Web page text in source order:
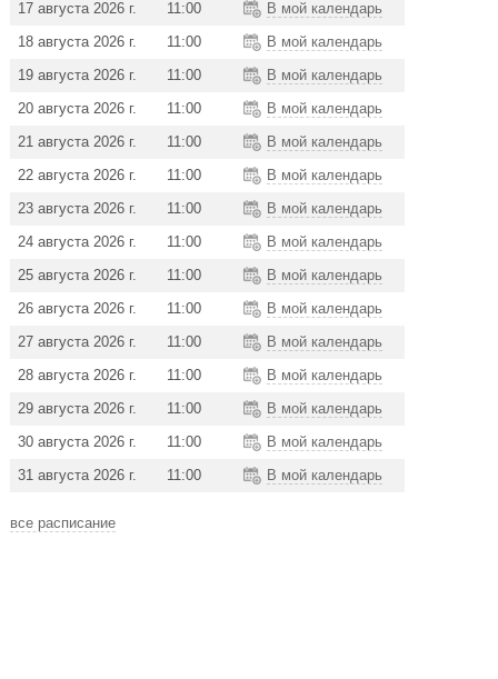
17 августа 2026 г. 11:00
В мой календарь
18 августа 2026 г.
11:00
В мой календарь
19 августа 2026 г.
11:00
В мой календарь
20 августа 2026 г.
11:00
В мой календарь
21 августа 2026 г.
11:00
В мой календарь
22 августа 2026 г.
11:00
В мой календарь
23 августа 2026 г.
11:00
В мой календарь
24 августа 2026 г.
11:00
В мой календарь
25 августа 2026 г.
11:00
В мой календарь
26 августа 2026 г.
11:00
В мой календарь
27 августа 2026 г.
11:00
В мой календарь
28 августа 2026 г.
11:00
В мой календарь
29 августа 2026 г.
11:00
В мой календарь
30 августа 2026 г.
11:00
В мой календарь
31 августа 2026 г.
11:00 В мой календарь
все расписание